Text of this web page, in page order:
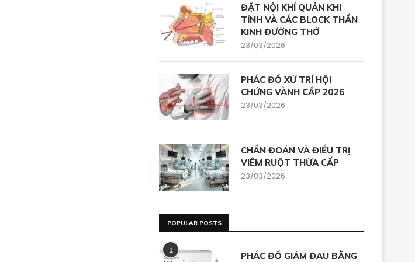
ĐẶT NỘI KHÍ QUẢN KHI
TỈNH VÀ CÁC BLOCK THẦN
KINH ĐƯỜNG THỞ
23/03/2026
PHÁC ĐỒ XỬ TRÍ HỘI
CHỨNG VÀNH CẤP 2026
23/03/2026
CHẨN ĐOÁN VÀ ĐIỀU TRỊ
VIÊM RUỘT THỪA CẤP
23/03/2026
POPULAR POSTS
1
PHÁC ĐỒ GIẢM ĐAU BẰNG